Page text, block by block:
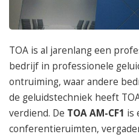
TOA is al jarenlang een
bedrijf in professionele
ontruiming, waar andere
de geluidstechniek heeft
verdiend. De TOA AM-CF1 is
conferentieruimten,